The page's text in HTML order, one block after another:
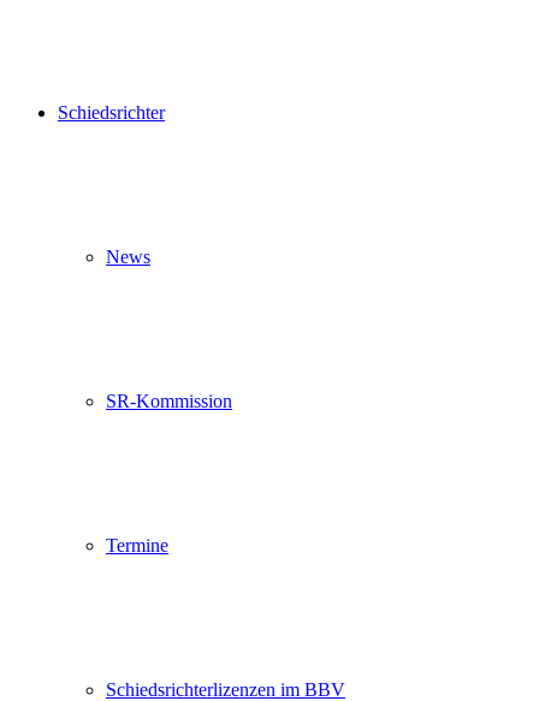
Schiedsrichter
News
SR-Kommission
Termine
Schiedsrichterlizenzen im BBV